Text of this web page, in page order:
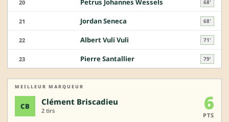
20 Petrus Johannes Wessels 68'
21 Jordan Seneca 68'
22 Albert Vuli Vuli 71'
23 Pierre Santallier 79'
MEILLEUR MARQUEUR
CB Clément Briscadieu
2 tirs 6
PTS